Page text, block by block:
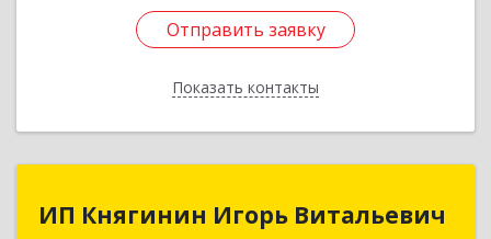
Отправить заявку
Показать контакты
Отправить заявку
Назад
ИП Княгинин Игорь Витальевич